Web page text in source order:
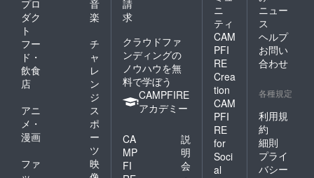
プロ
ダク
ト
音
楽
フー
ド・
飲食
店
チ
ャ
レ
ン
ジ
アニ
メ・
漫画
ス
ポ
ー
ツ
ファ
映
請
求
クラウドファ
ンディングの
ノウハウを無
料で学ぼう
CAMPFIRE
アカデミー
CA
MP
FI
説
明
会
ニ
ティ
CAM
PFI
RE
Crea
tion
CAM
PFI
RE
for
Soci
al
ニュー
ス
ヘルプ
お問い
合わせ
各種規定
利用規
約
細則
プライ
バシー